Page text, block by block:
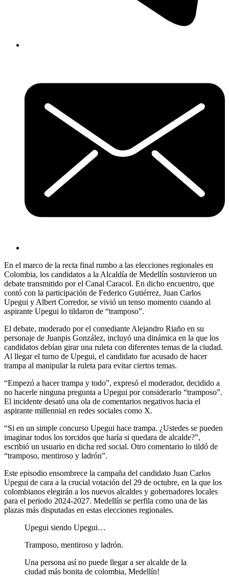
En el marco de la recta final rumbo a las elecciones regionales en
Colombia, los candidatos a la Alcaldía de Medellín sostuvieron un
debate transmitido por el Canal Caracol. En dicho encuentro, que
contó con la participación de Federico Gutiérrez, Juan Carlos
Upegui y Albert Corredor, se vivió un tenso momento cuando al
aspirante Upegui lo tildaron de “tramposo”.
El debate, moderado por el comediante Alejandro Riaño en su
personaje de Juanpis González, incluyó una dinámica en la que los
candidatos debían girar una ruleta con diferentes temas de la ciudad.
Al llegar el turno de Upegui, el candidato fue acusado de hacer
trampa al manipular la ruleta para evitar ciertos temas.
“Empezó a hacer trampa y todo”, expresó el moderador, decidido a
no hacerle ninguna pregunta a Upegui por considerarlo “tramposo”.
El incidente desató una ola de comentarios negativos hacia el
aspirante millennial en redes sociales como X.
“Si en un simple concurso Upegui hace trampa. ¿Ustedes se pueden
imaginar todos los torcidos que haría si quedara de alcalde?”,
escribió un usuario en dicha red social. Otro comentario lo tildó de
“tramposo, mentiroso y ladrón”.
Este episodio ensombrece la campaña del candidato Juan Carlos
Upegui de cara a la crucial votación del 29 de octubre, en la que los
colombianos elegirán a los nuevos alcaldes y gobernadores locales
para el periodo 2024-2027. Medellín se perfila como una de las
plazas más disputadas en estas elecciones regionales.
Upegui siendo Upegui…
Tramposo, mentiroso y ladrón.
Una persona así no puede llegar a ser alcalde de la
ciudad más bonita de colombia, Medellín!